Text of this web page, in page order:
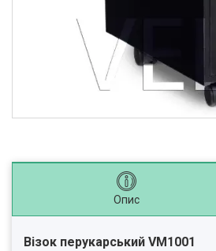
Опис
Візок перукарський VM1001